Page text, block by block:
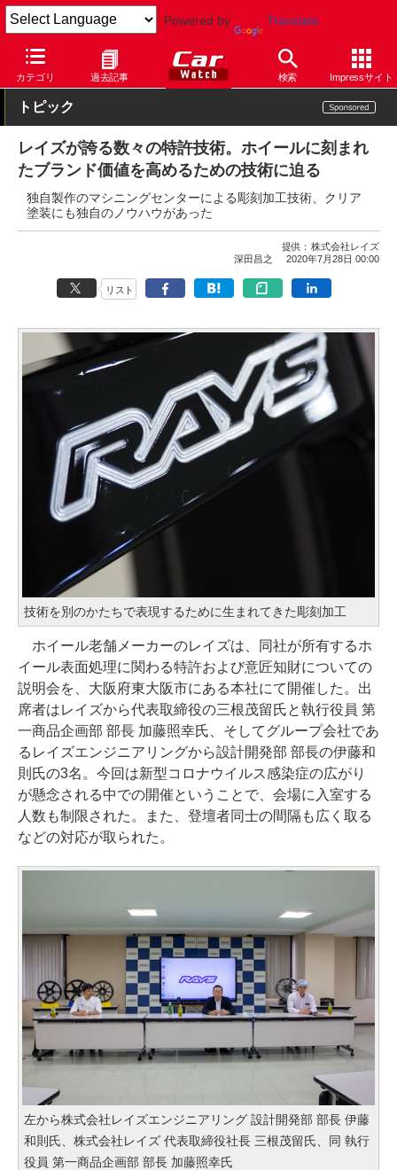
Powered by Translate
カテゴリ 過去記事 検索 Impressサイト
Car Watch カスタム カー用品 ホイール
トピック
レイズが誇る数々の特許技術。ホイールに刻まれ
たブランド価値を高めるための技術に迫る
独自製作のマシニングセンターによる彫刻加工技術、クリア
塗装にも独自のノウハウがあった
提供： 株式会社レイズ
深田昌之
2020年7月28日 00:00
リスト
技術を別のかたちで表現するために生まれてきた彫刻加工
ホイール老舗メーカーのレイズは、同社が所有するホ
イール表面処理に関わる特許および意匠知財についての
説明会を、大阪府東大阪市にある本社にて開催した。出
席者はレイズから代表取締役の三根茂留氏と執行役員 第
一商品企画部 部長 加藤照幸氏、そしてグループ会社であ
るレイズエンジニアリングから設計開発部 部長の伊藤和
則氏の3名。今回は新型コロナウイルス感染症の広がり
が懸念される中での開催ということで、会場に入室する
人数も制限された。また、登壇者同士の間隔も広く取る
などの対応が取られた。
左から株式会社レイズエンジニアリング 設計開発部 部長 伊藤
和則氏、株式会社レイズ 代表取締役社長 三根茂留氏、同 執行
役員 第一商品企画部 部長 加藤照幸氏